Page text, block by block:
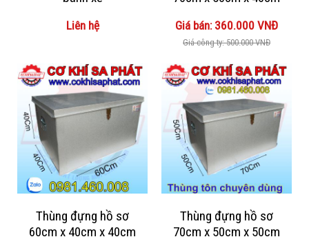
Liên hệ Giá bán: 360.000 VNĐ
Giá công ty: 500.000 VNĐ
Thùng đựng hồ sơ
60cm x 40cm x 40cm
Thùng đựng hồ sơ
70cm x 50cm x 50cm